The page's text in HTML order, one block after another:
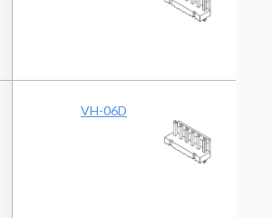
VH-06D